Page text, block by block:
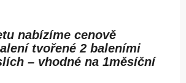
nabízíme cenově
tvořené 2 baleními
– vhodné na 1měsíční